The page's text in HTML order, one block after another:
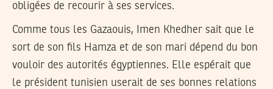
obligées de recourir à ses services.
Comme tous les Gazaouis, Imen Khedher sait que le
sort de son fils Hamza et de son mari dépend du bon
vouloir des autorités égyptiennes. Elle espérait que
le président tunisien userait de ses bonnes relations